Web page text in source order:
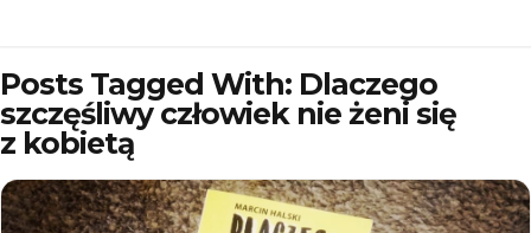
Posts Tagged With: Dlaczego
szczęśliwy człowiek nie żeni się
z kobietą